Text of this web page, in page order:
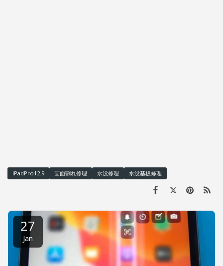
iPadPro12.9 画面割れ修理 水没修理 水没基板修理
27
Jan